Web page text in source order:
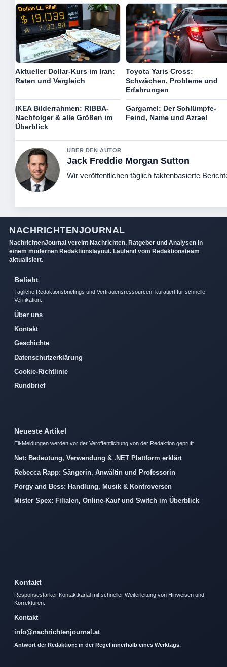
Aktueller Dollar-Kurs im Iran:
Raten und Vergleich
Toyota Yaris Cross:
Schwächen, Probleme und
Erfahrungen
IKEA Bilderrahmen: RIBBA-
Nachfolger & alle Größen im
Überblick
Gargamel: Der Schlümpfe-
Feind, Name und Azrael
UBER DEN AUTOR
Jack Freddie Morgan Sutton
Wir veröffentlichen täglich faktenbasierte
NACHRICHTENJOURNAL
NachrichtenJournal vereint Nachrichten, Ratgeber und Analysen in
einem modernen Redaktionslayout. Laufend vom Redaktionsteam
aktualisiert.
Beliebt
Tagliche Redaktionsbriefings und Vertrauensressourcen, kuratiert fur schnelle
Verifikation.
Über uns
Kontakt
Geschichte
Datenschutzerklärung
Cookie-Richtlinie
Rundbrief
Neueste Artikel
Eil-Meldungen werden vor der Veroffentlichung von der Redaktion gepruft.
Net: Bedeutung, Verwendung & .NET Plattform erklärt
Rebecca Rapp: Sängerin, Anwältin und Professorin
Porgy and Bess: Handlung, Musik & Kontroversen
Mister Spex: Filialen, Online-Kauf und Switch im Überblick
Kontakt
Responsestarker Kontaktkanal mit schneller Weiterleitung von Hinweisen und
Korrekturen.
Kontakt
info@nachrichtenjournal.at
Antwort der Redaktion: in der Regel innerhalb eines Werktags.